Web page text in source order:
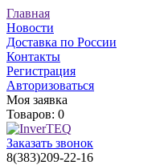
Главная
Новости
Доставка по России
Контакты
Регистрация
Авторизоваться
Моя заявка
Товаров: 0
Заказать звонок
8(383)209-22-16